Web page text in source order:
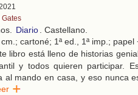
Gates
Diario. Castellano.
cartoné; 1ª ed., 1ª imp.; papel
libro está lleno de historias
y todos quieren participar.
al mando en casa, y eso nunca